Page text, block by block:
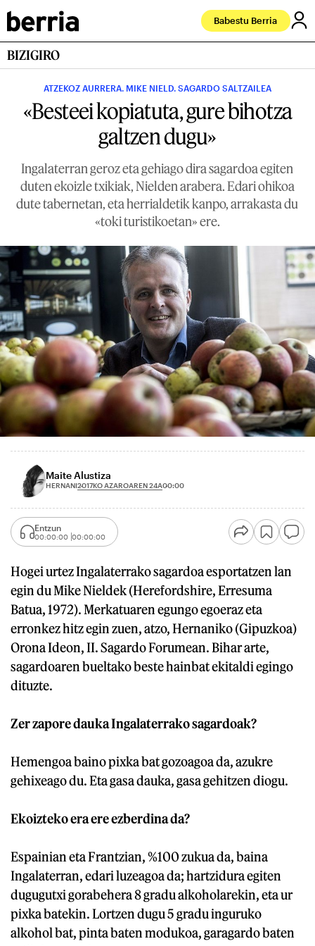
Babestu Berria
BIZIGIRO
ATZEKOZ AURRERA. MIKE NIELD. SAGARDO SALTZAILEA
«Besteei kopiatuta, gure bihotza
galtzen dugu»
Ingalaterran geroz eta gehiago dira sagardoa egiten
duten ekoizle txikiak, Nielden arabera. Edari ohikoa
dute tabernetan, eta herrialdetik kanpo, arrakasta du
«toki turistikoetan» ere.
Maite Alustiza
HERNANI2017KO AZAROAREN 24A00:00
Entzun
00:00:00 00:00:00
Hogei urtez Ingalaterrako sagardoa esportatzen lan
egin du Mike Nieldek (Herefordshire, Erresuma
Batua, 1972). Merkatuaren egungo egoeraz eta
erronkez hitz egin zuen, atzo, Hernaniko (Gipuzkoa)
Orona Ideon, II. Sagardo Forumean. Bihar arte,
sagardoaren bueltako beste hainbat ekitaldi egingo
dituzte.
Zer zapore dauka Ingalaterrako sagardoak?
Hemengoa baino pixka bat gozoagoa da, azukre
gehixeago du. Eta gasa dauka, gasa gehitzen diogu.
Ekoizteko era ere ezberdina da?
Espainian eta Frantzian, %100 zukua da, baina
Ingalaterran, edari luzeagoa da; hartzidura egiten
dugugutxi gorabehera 8 gradu alkoholarekin, eta ur
pixka batekin. Lortzen dugu 5 gradu inguruko
alkohol bat, pinta baten modukoa, garagardo baten